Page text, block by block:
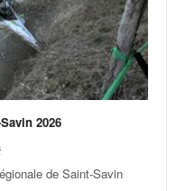
2026
de Saint-Savin